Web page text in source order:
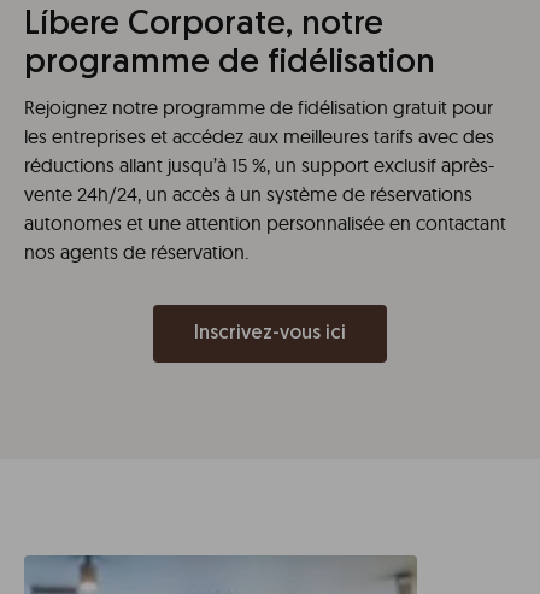
Líbere Corporate, notre
programme de fidélisation
Rejoignez notre programme de fidélisation gratuit pour
les entreprises et accédez aux meilleures tarifs avec des
réductions allant jusqu’à 15 %, un support exclusif après-
vente 24h/24, un accès à un système de réservations
autonomes et une attention personnalisée en contactant
nos agents de réservation.
Inscrivez-vous ici